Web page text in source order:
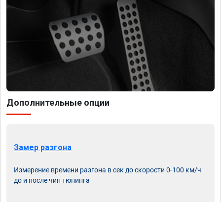
Дополнительные опции
Замер разгона
Измерение времени разгона в сек до скорости 0-100 км/ч
до и после чип тюнинга